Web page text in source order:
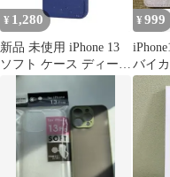
¥ 1,280
新品 未使用 iPhone 13
ソフト ケース ディープ
ブルー 保護 強化
¥999
バイ
ワイト